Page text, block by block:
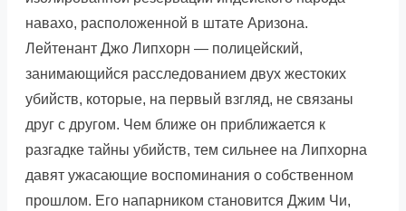
навахо, расположенной в штате Аризона.
Лейтенант Джо Липхорн — полицейский,
занимающийся расследованием двух жестоких
убийств, которые, на первый взгляд, не связаны
друг с другом. Чем ближе он приближается к
разгадке тайны убийств, тем сильнее на Липхорна
давят ужасающие воспоминания о собственном
прошлом. Его напарником становится Джим Чи,